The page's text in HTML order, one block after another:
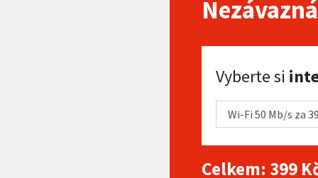
Vyberte si internet
Vyberte si
Celkem: 399